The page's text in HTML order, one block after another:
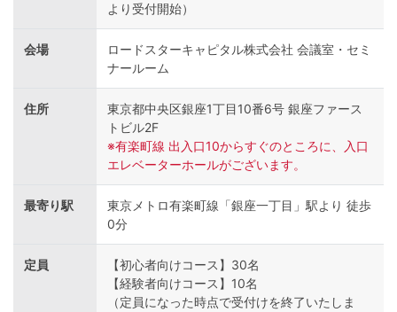
より受付開始）
会場
ロードスターキャピタル株式会社 会議室・セミ
ナールーム
住所
東京都中央区銀座1丁目10番6号 銀座ファース
トビル2F
※有楽町線 出入口10からすぐのところに、入口
エレベーターホールがございます。
最寄り駅
東京メトロ有楽町線「銀座一丁目」駅より 徒歩
0分
定員
【初心者向けコース】30名
【経験者向けコース】10名
（定員になった時点で受付けを終了いたしま